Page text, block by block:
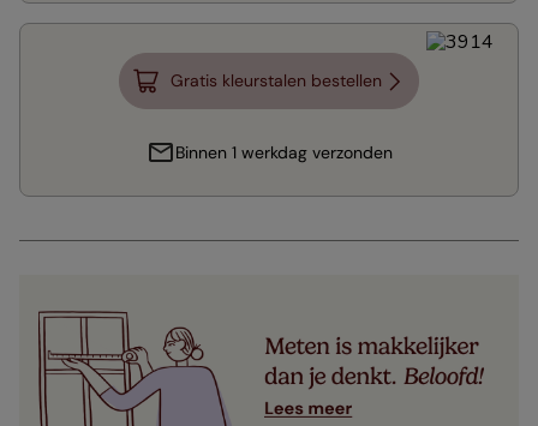
Gratis kleurstalen bestellen
Binnen 1 werkdag verzonden